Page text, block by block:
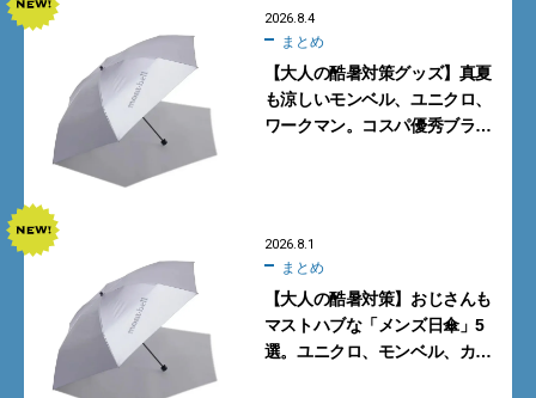
2026.8.4
まとめ
【大人の酷暑対策グッズ】真夏
も涼しいモンベル、ユニクロ、
ワークマン。コスパ優秀ブラン
2026.8.1
まとめ
【大人の酷暑対策】おじさんも
マストハブな「メンズ日傘」5
選。ユニクロ、モンベル、カリ